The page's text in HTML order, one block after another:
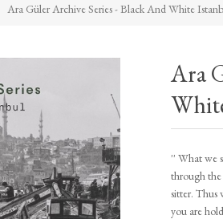
Ara Güler Archive Series - Black And White
Ara
'' What we
through the
sitter. Thus
you are